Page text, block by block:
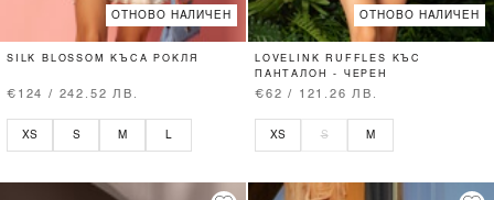
ОТНОВО НАЛИЧЕН
SILK BLOSSOM КЪСА РОКЛЯ
€124 / 242.52 ЛВ.
XS S M
ОТНОВО НАЛИЧЕН
LOVELINK RUFFLES КЪС
ПАНТАЛОН - ЧЕРЕН
€62 / 121.26 ЛВ.
XS S M